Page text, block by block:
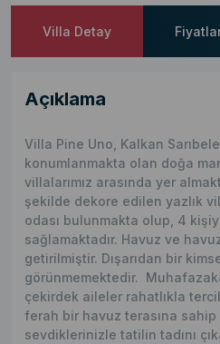
Villa Detay
Açıklama
Villa Pine Uno, Kalkan
konumlanmakta olan doğa
villalarımız arasında yer
şekilde dekore edilen yazlık
odası bulunmakta olup, 4
sağlamaktadır. Havuz ve
getirilmiştir. Dışarıdan bir
görünmemektedir.
çekirdek aileler rahatlıkla
ferah bir havuz terasına sahip
sevdiklerinizle tatilin tadını